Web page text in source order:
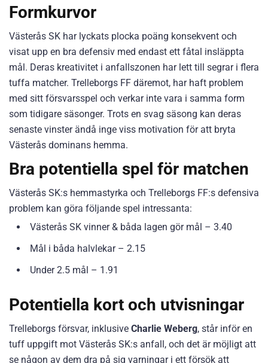
Formkurvor
Västerås SK har lyckats plocka poäng konsekvent och
visat upp en bra defensiv med endast ett fåtal insläppta
mål. Deras kreativitet i anfallszonen har lett till segrar i flera
tuffa matcher. Trelleborgs FF däremot, har haft problem
med sitt försvarsspel och verkar inte vara i samma form
som tidigare säsonger. Trots en svag säsong kan deras
senaste vinster ändå inge viss motivation för att bryta
Västerås dominans hemma.
Bra potentiella spel för matchen
Västerås SK:s hemmastyrka och Trelleborgs FF:s defensiva
problem kan göra följande spel intressanta:
Västerås SK vinner & båda lagen gör mål – 3.40
Mål i båda halvlekar – 2.15
Under 2.5 mål – 1.91
Potentiella kort och utvisningar
Trelleborgs försvar, inklusive Charlie Weberg, står inför en
tuff uppgift mot Västerås SK:s anfall, och det är möjligt att
se någon av dem dra på sig varningar i ett försök att